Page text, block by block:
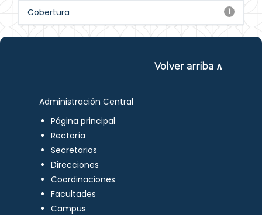
1
Cobertura
Volver arriba ∧
Administración Central
Página principal
Rectoría
Secretarios
Direcciones
Coordinaciones
Facultades
Campus